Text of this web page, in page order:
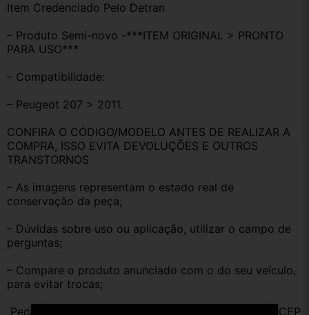
Item Credenciado Pelo Detran
– Produto Semi-novo -***ITEM ORIGINAL > PRONTO
PARA USO***
– Compatibilidade:
– Peugeot 207 > 2011.
CONFIRA O CÓDIGO/MODELO ANTES DE REALIZAR A
COMPRA, ISSO EVITA DEVOLUÇÕES E OUTROS
TRANSTORNOS
– As imagens representam o estado real de
conservação da peça;
– Dúvidas sobre uso ou aplicação, utilizar o campo de
perguntas;
– Compare o produto anunciado com o do seu veículo,
para evitar trocas;